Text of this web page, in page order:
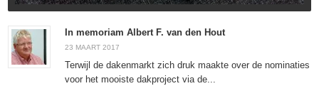
In memoriam Albert F. van den Hout
23 MAART 2017
Terwijl de dakenmarkt zich druk maakte over de nominaties
voor het mooiste dakproject via de...